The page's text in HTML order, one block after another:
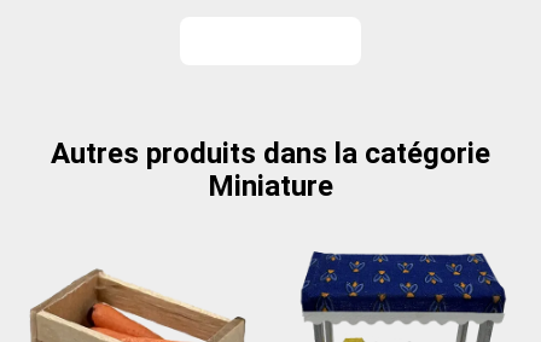
Autres produits dans la catégorie
Miniature